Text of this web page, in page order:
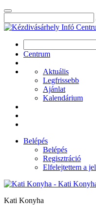
Centrum
Aktuális
Legfrissebb
Ajánlat
Kalendárium
Belépés
Belépés
Regisztráció
Elfelejtettem a
Kati Konyha